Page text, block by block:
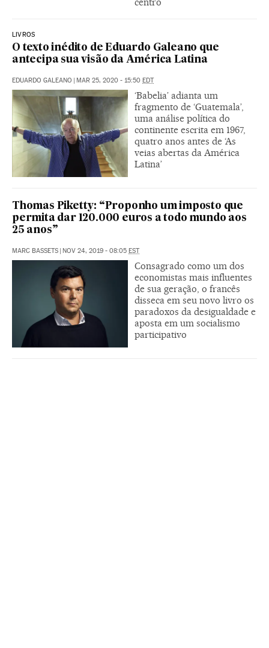
LIVROS
O texto inédito de Eduardo Galeano que
antecipa sua visão da América Latina
EDUARDO GALEANO | MAR 25, 2020 - 15:50 EDT
‘Babelia’ adianta um
fragmento de ‘Guatemala’,
uma análise política do
continente escrita em 1967,
quatro anos antes de ‘As
veias abertas da América
Latina’
Thomas Piketty: “Proponho um imposto que
permita dar 120.000 euros a todo mundo aos
25 anos”
MARC BASSETS | NOV 24, 2019 - 08:05 EST
Consagrado como um dos
economistas mais influentes
de sua geração, o francês
disseca em seu novo livro os
paradoxos da desigualdade e
aposta em um socialismo
participativo